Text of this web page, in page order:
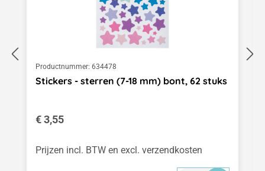
Productnummer: 634478
Stickers - sterren (7-18 mm) bont, 62 stuks
Normale prijs:
€ 3,55
Prijzen incl. BTW en excl. verzendkosten